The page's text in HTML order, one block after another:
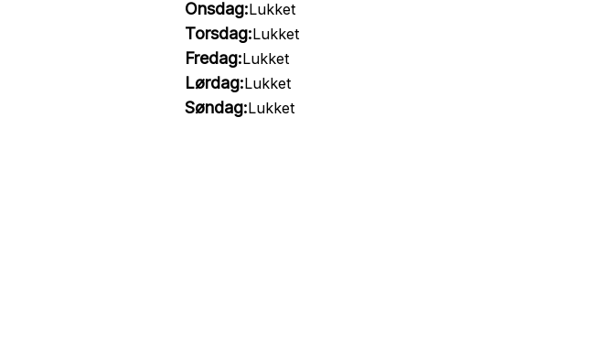
Onsdag:Lukket
Torsdag:Lukket
Fredag:Lukket
Lørdag:Lukket
Søndag:Lukket